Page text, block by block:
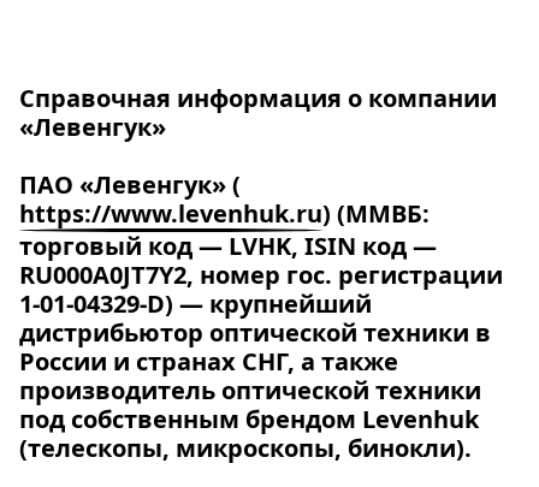
Справочная информация о компании
«Левенгук»
ПАО «Левенгук» (
https://www.levenhuk.ru) (ММВБ:
торговый код — LVHK, ISIN код —
RU000A0JT7Y2, номер гос. регистрации
1-01-04329-D) — крупнейший
дистрибьютор оптической техники в
России и странах СНГ, а также
производитель оптической техники
под собственным брендом Levenhuk
(телескопы, микроскопы, бинокли).